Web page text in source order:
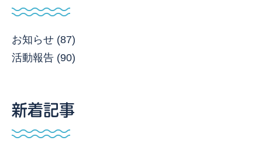
お知らせ (87)
活動報告 (90)
新着記事